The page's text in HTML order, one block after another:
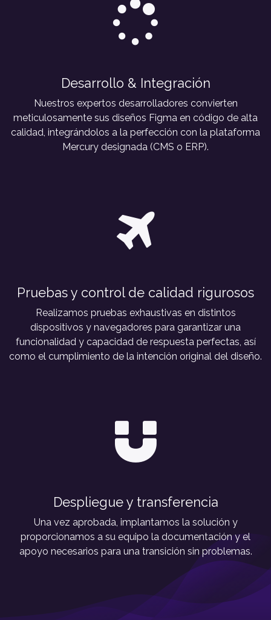
Desarrollo & Integración
Nuestros expertos desarrolladores convierten
meticulosamente sus diseños Figma en código de alta
calidad, integrándolos a la perfección con la plataforma
Mercury designada (CMS o ERP).
Pruebas y control de calidad rigurosos
Realizamos pruebas exhaustivas en distintos
dispositivos y navegadores para garantizar una
funcionalidad y capacidad de respuesta perfectas, así
como el cumplimiento de la intención original del diseño.
Despliegue y transferencia
Una vez aprobada, implantamos la solución y
proporcionamos a su equipo la documentación y el
apoyo necesarios para una transición sin problemas.